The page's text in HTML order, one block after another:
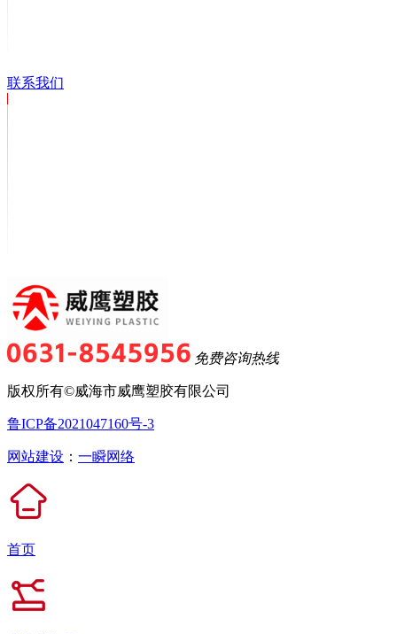
联系我们
免费咨询热线
版权所有©威海市威鹰塑胶有限公司
鲁ICP备2021047160号-3
网站建设 ： 一瞬网络
首页